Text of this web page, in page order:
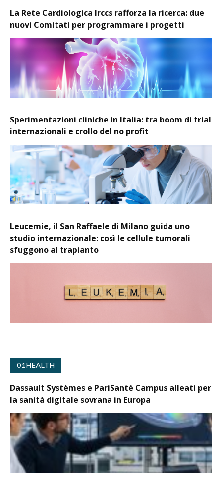
La Rete Cardiologica Irccs rafforza la ricerca: due
nuovi Comitati per programmare i progetti
Sperimentazioni cliniche in Italia: tra boom di trial
internazionali e crollo del no profit
Leucemie, il San Raffaele di Milano guida uno
studio internazionale: così le cellule tumorali
sfuggono al trapianto
01HEALTH
Dassault Systèmes e PariSanté Campus alleati per
la sanità digitale sovrana in Europa